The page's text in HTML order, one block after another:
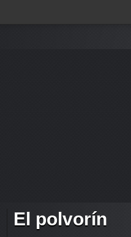
El polvorín